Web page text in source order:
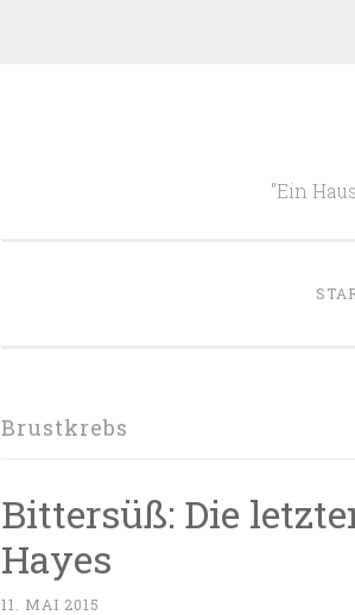
"Ein
Brustkrebs
Bittersüß: Die
Hayes
11. MAI 2015